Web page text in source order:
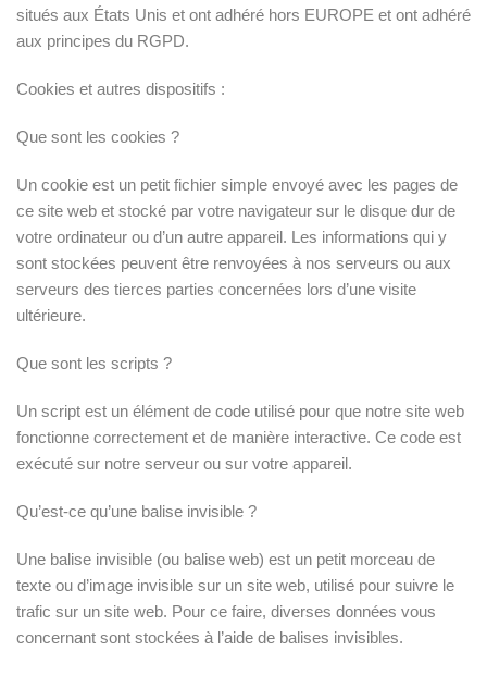
situés aux États Unis et ont adhéré hors EUROPE et ont adhéré
aux principes du RGPD.
Cookies et autres dispositifs :
Que sont les cookies ?
Un cookie est un petit fichier simple envoyé avec les pages de
ce site web et stocké par votre navigateur sur le disque dur de
votre ordinateur ou d’un autre appareil. Les informations qui y
sont stockées peuvent être renvoyées à nos serveurs ou aux
serveurs des tierces parties concernées lors d’une visite
ultérieure.
Que sont les scripts ?
Un script est un élément de code utilisé pour que notre site web
fonctionne correctement et de manière interactive. Ce code est
exécuté sur notre serveur ou sur votre appareil.
Qu’est-ce qu’une balise invisible ?
Une balise invisible (ou balise web) est un petit morceau de
texte ou d’image invisible sur un site web, utilisé pour suivre le
trafic sur un site web. Pour ce faire, diverses données vous
concernant sont stockées à l’aide de balises invisibles.